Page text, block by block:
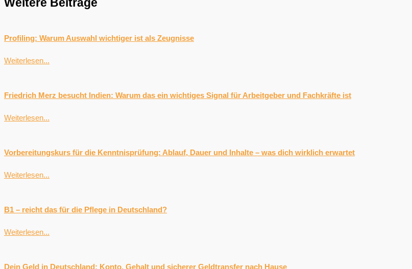
Weitere Beiträge
Profiling: Warum Auswahl wichtiger ist als Zeugnisse
Weiterlesen...
Friedrich Merz besucht Indien: Warum das ein wichtiges Signal für Arbeitgeber und Fachkräfte ist
Weiterlesen...
Vorbereitungskurs für die Kenntnisprüfung: Ablauf, Dauer und Inhalte – was dich wirklich erwartet
Weiterlesen...
B1 – reicht das für die Pflege in Deutschland?
Weiterlesen...
Dein Geld in Deutschland: Konto, Gehalt und sicherer Geldtransfer nach Hause